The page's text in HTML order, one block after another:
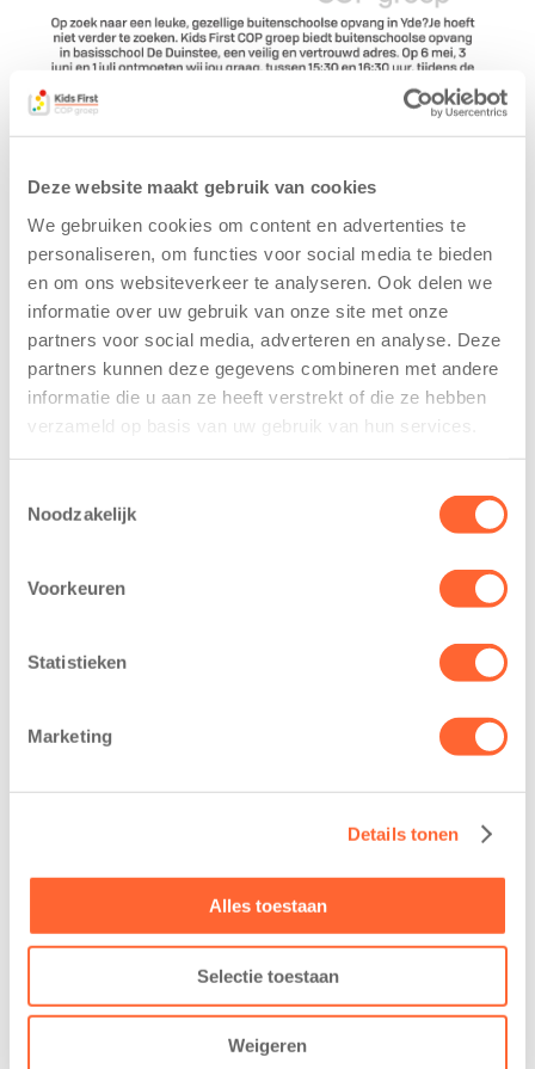
Deze website maakt gebruik van cookies
We gebruiken cookies om content en advertenties te
personaliseren, om functies voor social media te bieden
en om ons websiteverkeer te analyseren. Ook delen we
informatie over uw gebruik van onze site met onze
partners voor social media, adverteren en analyse. Deze
partners kunnen deze gegevens combineren met andere
informatie die u aan ze heeft verstrekt of die ze hebben
verzameld op basis van uw gebruik van hun services.
Noodzakelijk
Voorkeuren
Statistieken
Marketing
Details tonen
Alles toestaan
Selectie toestaan
Weigeren
Gerelateerde berichten
Westerburcht
voor Kids First
2026 – Kinderen
Eelde trainden
donderdag alvast
voor de Kids First
kregen een…
koopcontract
kindcentrum in
wijk Wiarda in
Leeuwarden –
Kinderopvang
heeft een
belangrijke stap
gezet voor de
realisatie van een
kindcentrum in
de wijk Wiarda in